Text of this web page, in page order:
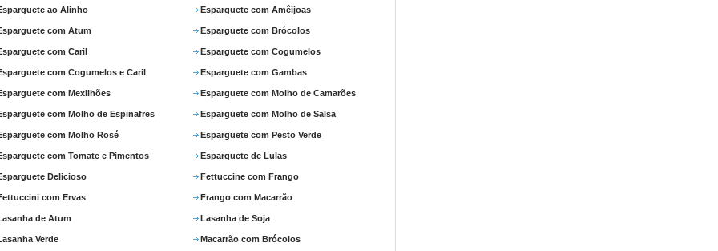
ao Alinho Esparguete com Amêijoas
com Atum Esparguete com Brócolos
com Caril Esparguete com Cogumelos
com Cogumelos e Caril Esparguete com Gambas
com Mexilhões Esparguete com Molho de Camarões
com Molho de Espinafres Esparguete com Molho de Salsa
com Molho Rosé Esparguete com Pesto Verde
com Tomate e Pimentos Esparguete de Lulas
Delicioso Fettuccine com Frango
com Ervas Frango com Macarrão
de Atum Lasanha de Soja
Verde Macarrão com Brócolos